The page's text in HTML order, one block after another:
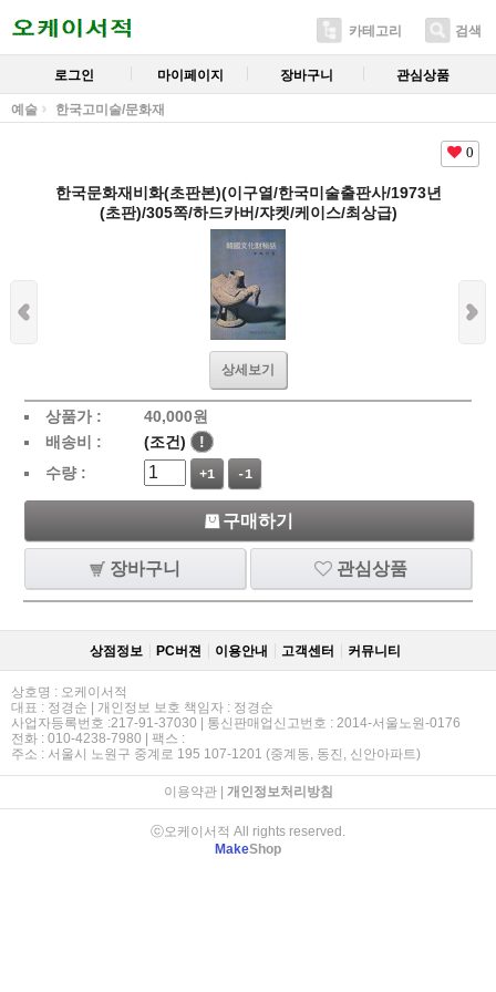
카테고리 검색
로그인 마이페이지 장바구니 관심상품
예술 한국고미술/문화재
0
한국문화재비화(초판본)(이구열/한국미술출판사/1973년
(초판)/305쪽/하드카버/쟈켓/케이스/최상급)
상세보기
상품가 : 40,000원
배송비 :
(조건)
!
수량 :
+1 -1
구매하기
장바구니 관심상품
상점정보 PC버젼 이용안내 고객센터 커뮤니티
상호명 : 오케이서적
대표 : 정경순 | 개인정보 보호 책임자 : 정경순
사업자등록번호 :217-91-37030 | 통신판매업신고번호 : 2014-서울노원-0176
전화 : 010-4238-7980 | 팩스 :
주소 : 서울시 노원구 중계로 195 107-1201 (중계동, 동진, 신안아파트)
이용약관| 개인정보처리방침
ⓒ오케이서적 All rights reserved.
MakeShop